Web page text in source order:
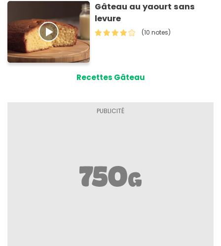
Gâteau au yaourt sans
levure
(10 notes)
Recettes Gâteau